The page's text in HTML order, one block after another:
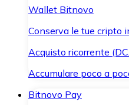
Wallet Bitnovo
Conserva le tue cripto
Acquisto ricorrente
Accumulare poco a
Bitnovo Pay